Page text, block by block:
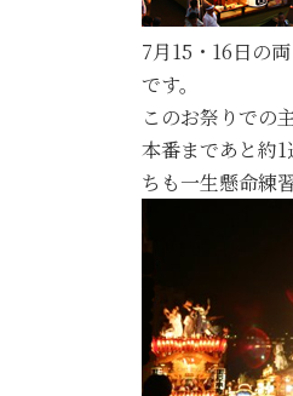
7月15・16日の
です。
このお祭りでの
本番まであと約
ちも一生懸命練